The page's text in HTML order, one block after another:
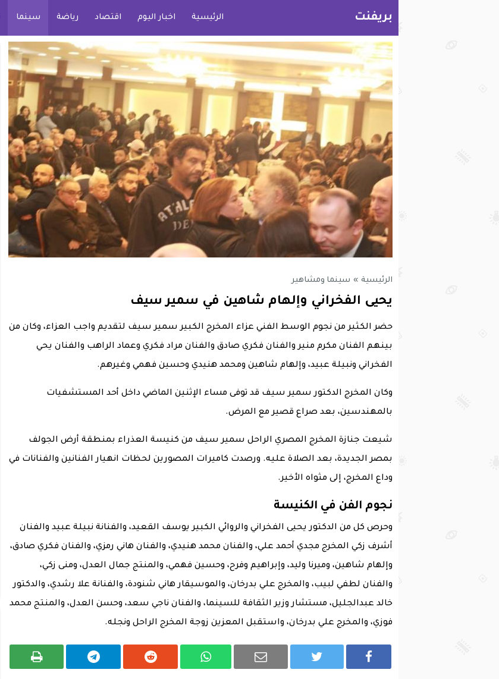
بريفنت الرئيسية اخبار اليوم اقتصاد رياضة سينما
الرئيسية » سينما ومشاهير
يحيى الفخراني وإلهام شاهين في سمير سيف
حضر الكثير من نجوم الوسط الفني عزاء المخرج الكبير سمير سيف لتقديم واجب العزاء، وكان من
بينهم الفنان مكرم منير والفنان فكري صادق والفنان مراد فكري وعماد الراهب والفنان يحي
الفخراني ونبيلة عبيد، وإلهام شاهين ومحمد هنيدي وحسين فهمي وغيرهم.
وكان المخرج الدكتور سمير سيف قد توفى مساء الإثنين الماضي داخل أحد المستشفيات
بالمهندسين، بعد صراع قصير مع المرض.
شيعت جنازة المخرج المصري الراحل سمير سيف من كنيسة العذراء بمنطقة أرض الجولف
بمصر الجديدة، بعد الصلاة عليه. ورصدت كاميرات المصورين لحظات انهيار الفنانين والفنانات في
وداع المخرج، إلى مثواه الأخير.
نجوم الفن في الكنيسة
وحرص كل من الدكتور يحيى الفخراني والروائي الكبير يوسف القعيد، والفنانة نبيلة عبيد والفنان
أشرف زكي المخرج مجدي أحمد علي، والفنان محمد هنيدي، والفنان هاني رمزي، والفنان فكري صادق،
وإلهام شاهين، وميرنا وليد، وإبراهيم وفرح، وحسين فهمي، والمنتج جمال العدل، ومنى زكي،
والفنان لطفي لبيب، والمخرج علي بدرخان، والموسيقار هاني شنودة، والفنانة علا رشدي، والدكتور
خالد عبدالجليل، مستشار وزير الثقافة للسينما، والفنان ناجي سعد، وحسن العدل، والمنتج محمد
فوزي، والمخرج علي بدرخان، واستقبل المعزين زوجة المخرج الراحل ونجله.